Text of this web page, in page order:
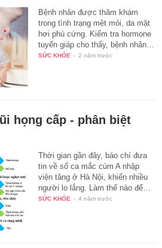
Bệnh nhân được thăm khám
trong tình trạng mệt mỏi, da mặt
hơi phù cứng. Kiểm tra hormone
tuyến giáp cho thấy, bệnh nhân…
SỨC KHỎE - 2 năm trước
họng cấp - phân biệt
Thời gian gần đây, báo chí đưa
tin về số ca mắc cúm A nhập
viện tăng ở Hà Nội, khiến nhiều
người lo lắng. Làm thế nào để…
SỨC KHỎE - 4 năm trước